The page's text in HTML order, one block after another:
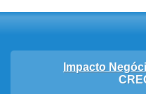
Impacto